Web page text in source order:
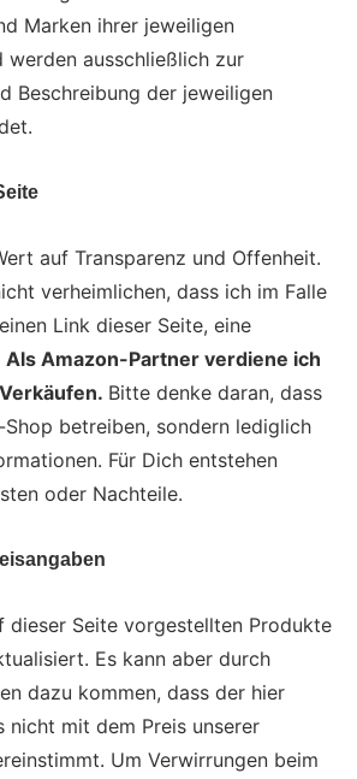
Marken ihrer jeweiligen
werden ausschließlich zur
Beschreibung der jeweiligen
auf Transparenz und Offenheit.
verheimlichen, dass ich im Falle
Link dieser Seite, eine
Als Amazon-Partner verdiene ich
Bitte denke daran, dass
betreiben, sondern lediglich
Für Dich entstehen
oder Nachteile.
dieser Seite vorgestellten Produkte
Es kann aber durch
dazu kommen, dass der hier
nicht mit dem Preis unserer
Um Verwirrungen beim